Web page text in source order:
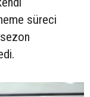
süreci